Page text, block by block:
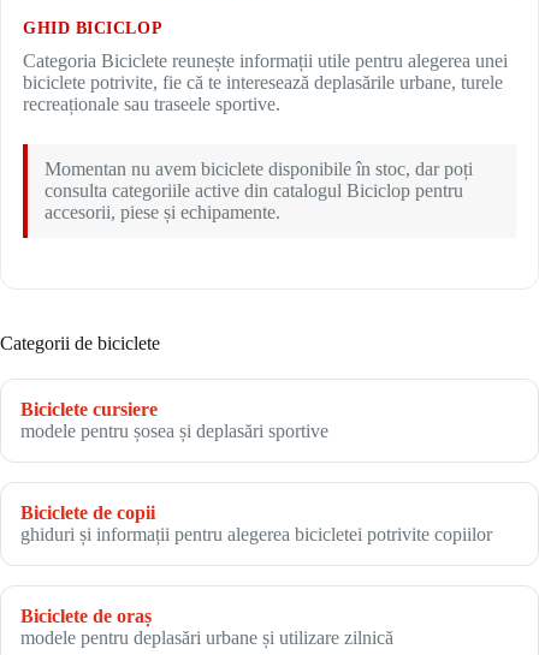
GHID BICICLOP
Categoria Biciclete reunește informații utile pentru alegerea unei
biciclete potrivite, fie că te interesează deplasările urbane, turele
recreaționale sau traseele sportive.
Momentan nu avem biciclete disponibile în stoc, dar poți
consulta categoriile active din catalogul Biciclop pentru
accesorii, piese și echipamente.
Categorii de biciclete
Biciclete cursiere
modele pentru șosea și deplasări sportive
Biciclete de copii
ghiduri și informații pentru alegerea bicicletei potrivite copiilor
Biciclete de oraș
modele pentru deplasări urbane și utilizare zilnică